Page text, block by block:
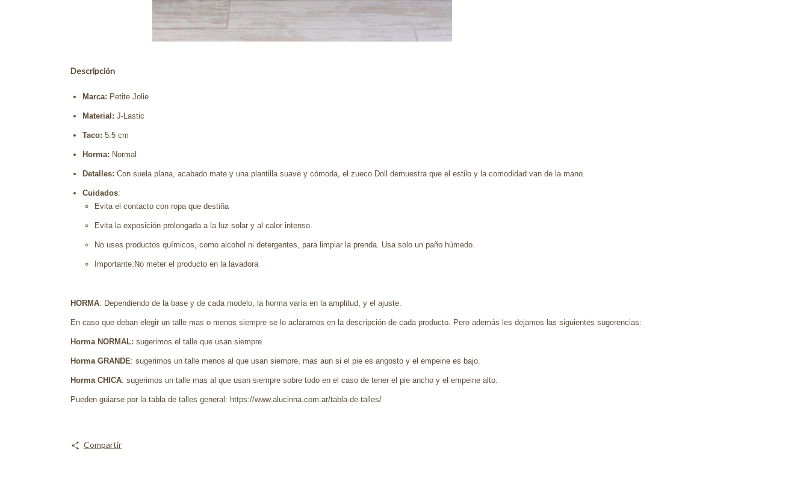
Descripción
Marca: Petite Jolie
Material: J-Lastic
Taco: 5.5 cm
Horma: Normal
Detalles: Con suela plana, acabado mate y una plantilla suave y cómoda, el zueco Doll demuestra que el estilo y la comodidad van de la mano.
Cuidados:
Evita el contacto con ropa que destiña
Evita la exposición prolongada a la luz solar y al calor intenso.
No uses productos químicos, como alcohol ni detergentes, para limpiar la prenda. Usa solo un paño húmedo.
Importante:No meter el producto en la lavadora
HORMA: Dependiendo de la base y de cada modelo, la horma varía en la amplitud, y el ajuste.
En caso que deban elegir un talle mas o menos siempre se lo aclaramos en la descripción de cada producto. Pero además les dejamos las siguientes sugerencias:
Horma NORMAL: sugerimos el talle que usan siempre.
Horma GRANDE: sugerimos un talle menos al que usan siempre, mas aun si el pie es angosto y el empeine es bajo.
Horma CHICA: sugerimos un talle mas al que usan siempre sobre todo en el caso de tener el pie ancho y el empeine alto.
Pueden guiarse por la tabla de talles general: https://www.alucinna.com.ar/tabla-de-talles/
Compartir